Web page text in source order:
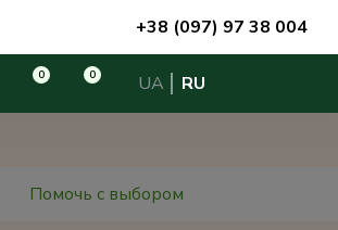
+38 (097) 97 38 004
0 0 UA RU
Помочь с выбором